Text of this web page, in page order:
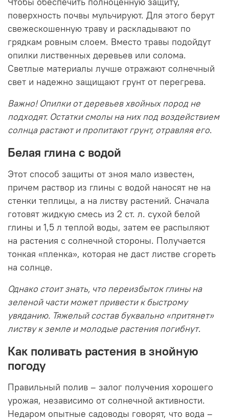
поверхность почвы мульчируют. Для этого берут
свежескошенную траву и раскладывают по
грядкам ровным слоем. Вместо травы подойдут
опилки лиственных деревьев или солома.
Светлые материалы лучше отражают солнечный
свет и надежно защищают грунт от перегрева.
Важно! Опилки от деревьев хвойных пород не
подходят. Остатки смолы на них под воздействием
солнца растают и пропитают грунт, отравляя его.
Белая глина с водой
Этот способ защиты от зноя мало известен,
причем раствор из глины с водой наносят не на
стенки теплицы, а на листву растений. Сначала
готовят жидкую смесь из 2 ст. л. сухой белой
глины и 1,5 л теплой воды, затем ее распыляют
на растения с солнечной стороны. Получается
тонкая «пленка», которая не даст листве сгореть
на солнце.
Однако стоит знать, что переизбыток глины на
зеленой части может привести к быстрому
увяданию. Тяжелый состав буквально «притянет»
листву к земле и молодые растения погибнут.
Как поливать растения в знойную
погоду
Правильный полив – залог получения хорошего
урожая, независимо от солнечной активности.
Недаром опытные садоводы говорят, что вода –